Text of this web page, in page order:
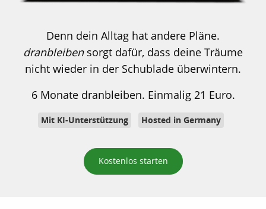
Denn dein Alltag hat andere Pläne.
dranbleibensorgt dafür, dass deine Träume
nicht wieder in der Schublade überwintern.
6 Monate dranbleiben. Einmalig 21 Euro.
Mit KI-Unterstützung Hosted in Germany
Kostenlos starten